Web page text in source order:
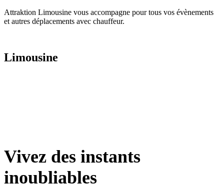
Attraktion Limousine vous accompagne pour tous vos évènements
et autres déplacements avec chauffeur.
Limousine
Vivez des instants
inoubliables